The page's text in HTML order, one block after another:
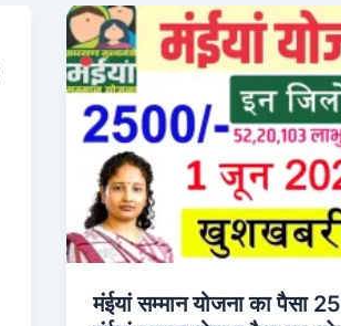
मंईयां सम्मान योजना का पैसा